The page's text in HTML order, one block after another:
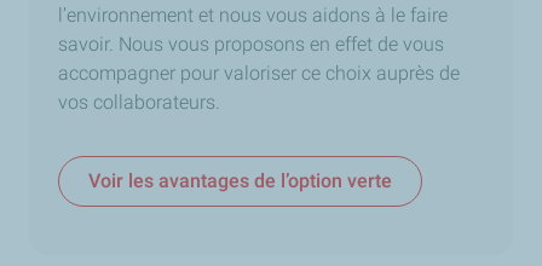
l’environnement et nous vous aidons à le faire
savoir. Nous vous proposons en effet de vous
accompagner pour valoriser ce choix auprès de
vos collaborateurs.
Voir les avantages de l’option verte